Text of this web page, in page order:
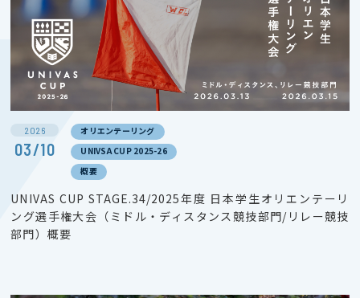
2026
03/10
オリエンテーリング
UNIVSA CUP 2025-26
概要
UNIVAS CUP STAGE.34/2025年度 日本学生オリエンテーリ
ング選手権大会（ミドル・ディスタンス競技部門/リレー競技
部門）概要